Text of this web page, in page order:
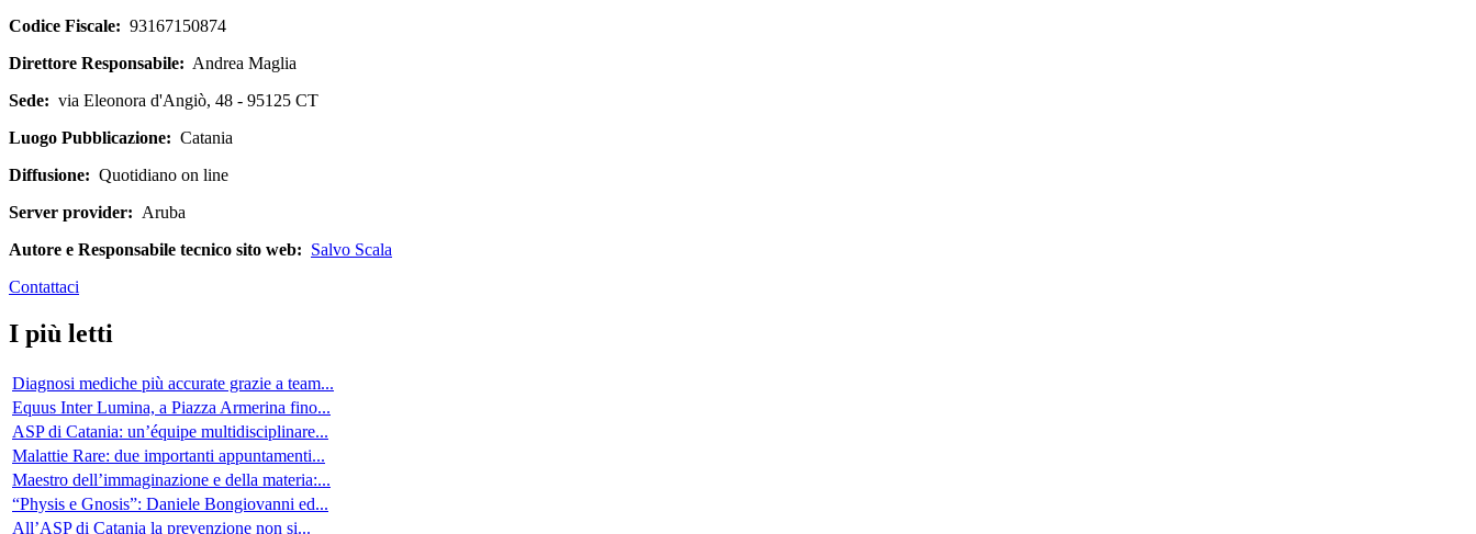
Codice Fiscale: 93167150874
Direttore Responsabile: Andrea Maglia
Sede: via Eleonora d'Angiò, 48 - 95125 CT
Luogo Pubblicazione: Catania
Diffusione: Quotidiano on line
Server provider: Aruba
Autore e Responsabile tecnico sito web: Salvo Scala
Contattaci
I più letti
Diagnosi mediche più accurate grazie a team...
Equus Inter Lumina, a Piazza Armerina fino...
ASP di Catania: un’équipe multidisciplinare...
Malattie Rare: due importanti appuntamenti...
Maestro dell’immaginazione e della materia:...
“Physis e Gnosis”: Daniele Bongiovanni ed...
All’ASP di Catania la prevenzione non si...